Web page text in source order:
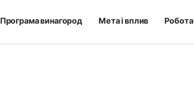
Програма винагород Мета і вплив Робота